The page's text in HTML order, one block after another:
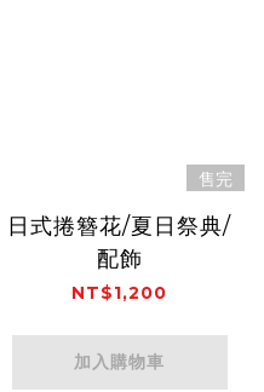
售完
日式捲簪花/夏日祭典/
配飾
NT$1,200
加入購物車